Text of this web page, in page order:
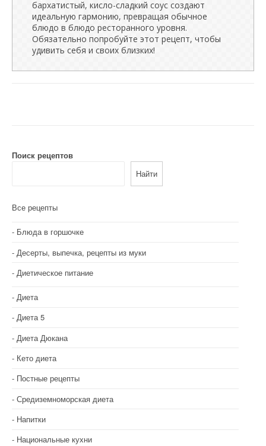
бархатистый, кисло-сладкий соус создают
идеальную гармонию, превращая обычное
блюдо в блюдо ресторанного уровня.
Обязательно попробуйте этот рецепт, чтобы
удивить себя и своих близких!
Поиск рецептов
Найти
Все рецепты
Блюда в горшочке
Десерты, выпечка, рецепты из муки
Диетическое питание
Диета
Диета 5
Диета Дюкана
Кето диета
Постные рецепты
Средиземноморская диета
Напитки
Национальные кухни